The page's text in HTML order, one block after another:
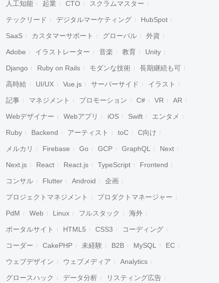
人工知能 起業 CTO スクラムマスター
テックリード デジタルマーケティング HubSpot
SaaS カスタマーサポート グローバル 外資
Adobe イラストレーター 音楽 教育 Unity
Django Ruby on Rails モダンな技術 長期継続も可
高時給 UI/UX Vue.js サーバーサイド イラスト
記事 マネジメント プロモーション C# VR AR
Webデザイナー Webアプリ iOS Swift エンタメ
Ruby Backend アーティスト toC C向け
メルカリ Firebase Go GCP GraphQL Next
Next.js React React.js TypeScript Frontend
コンサル Flutter Android 企画
プロジェクトマネジメント プロダクトマネージャー
PdM Web Linux フルスタック 海外
ポータルサイト HTML5 CSS3 コーディング
コーダー CakePHP 未経験 B2B MySQL EC
ウェブデザイン ウェブメディア Analytics
グロースハック データ分析 リスティング広告